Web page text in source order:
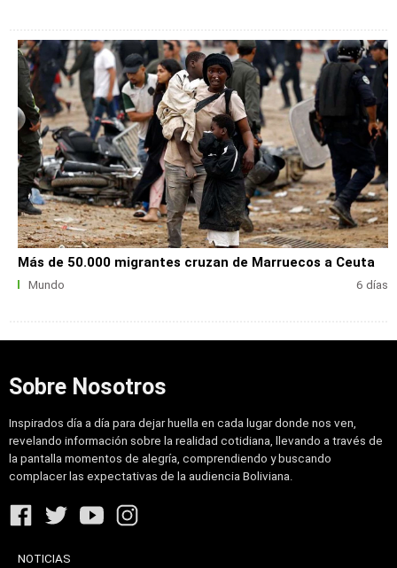
Más de 50.000 migrantes cruzan de Marruecos a Ceuta
Mundo 6 días
Sobre Nosotros
Inspirados día a día para dejar huella en cada lugar donde nos ven,
revelando información sobre la realidad cotidiana, llevando a través de
la pantalla momentos de alegría, comprendiendo y buscando
complacer las expectativas de la audiencia Boliviana.
NOTICIAS